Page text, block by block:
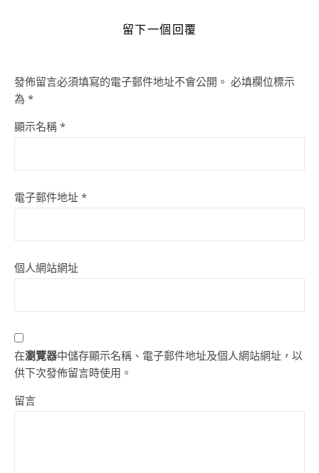
留下一個回覆
發佈留言必須填寫的電子郵件地址不會公開。 必填欄位標示
為 *
顯示名稱 *
電子郵件地址 *
個人網站網址
在瀏覽器中儲存顯示名稱、電子郵件地址及個人網站網址，以
供下次發佈留言時使用。
留言